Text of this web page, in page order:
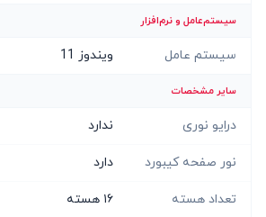
سیستم‌عامل و نرم‌افزار
سیستم عامل ویندوز 11
سایر مشخصات
درایو نوری ندارد
نور صفحه کیبورد دارد
تعداد هسته ۱۶ هسته‌